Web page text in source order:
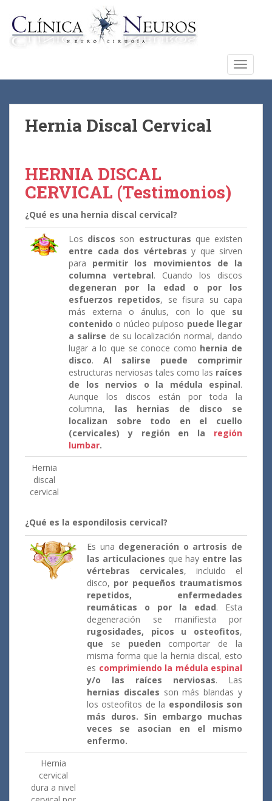
Hernia Discal Cervical
HERNIA DISCAL
CERVICAL (Testimonios)
¿Qué es una hernia discal cervical?
Los discos son estructuras que existen
entre cada dos vértebras y que sirven
para permitir los movimientos de la
columna vertebral. Cuando los discos
degeneran por la edad o por los
esfuerzos repetidos, se fisura su capa
más externa o ánulus, con lo que su
contenido o núcleo pulposo puede llegar
a salirse de su localización normal, dando
lugar a lo que se conoce como hernia de
disco. Al salirse puede comprimir
estructuras nerviosas tales como las raíces
de los nervios o la médula espinal.
Aunque los discos están por toda la
columna, las hernias de disco se
localizan sobre todo en el cuello
(cervicales) y región en la región
lumbar.
Hernia
discal
cervical
¿Qué es la espondilosis cervical?
Es una degeneración o artrosis de
las articulaciones que hay entre las
vértebras cervicales, incluido el
disco, por pequeños traumatismos
repetidos, enfermedades
reumáticas o por la edad. Esta
degeneración se manifiesta por
rugosidades, picos u osteofitos,
que se pueden comportar de la
misma forma que la hernia discal, esto
es comprimiendo la médula espinal
y/o las raíces nerviosas. Las
hernias discales son más blandas y
los osteofitos de la espondilosis son
más duros. Sin embargo muchas
veces se asocian en el mismo
enfermo.
Hernia
cervical
dura a nivel